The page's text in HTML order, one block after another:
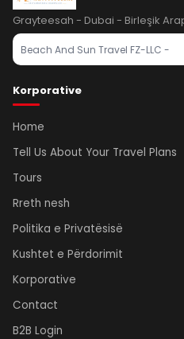
Grayteesah - Dubai - Birleşik
Beach And Sun Travel FZ-LLC -
Korporative
Home
Tell Us About Your Travel Plans
Tours
Rreth nesh
Politika e Privatësisë
Kushtet e Përdorimit
Korporative
Contact
B2B Login